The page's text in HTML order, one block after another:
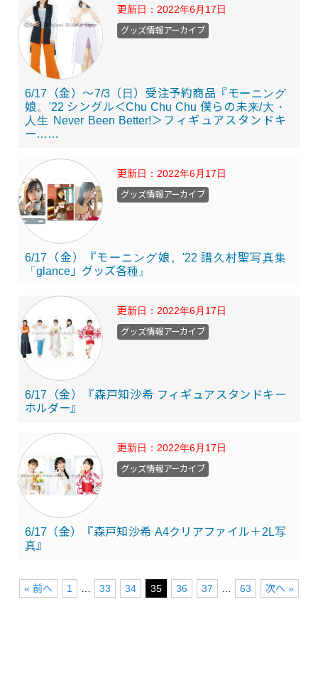
更新日： 2022年6月17日
6/17（金）～7/3（日）受注予約商品『モーニング
娘。'22 シングル＜Chu Chu Chu 僕らの未来/大・
人生 Never Been Better!＞フィギュアスタンドキ
ー……
グッズ情報アーカイブ
更新日： 2022年6月17日
6/17（金）『モーニング娘。'22 譜久村聖写真集
「glance」グッズ各種』
グッズ情報アーカイブ
更新日： 2022年6月17日
6/17（金）『森戸知沙希 フィギュアスタンドキー
ホルダー』
グッズ情報アーカイブ
更新日： 2022年6月17日
6/17（金）『森戸知沙希 A4クリアファイル＋2L写
真』
グッズ情報アーカイブ
« 前へ 1 33 34 35 36 37 63 次へ »